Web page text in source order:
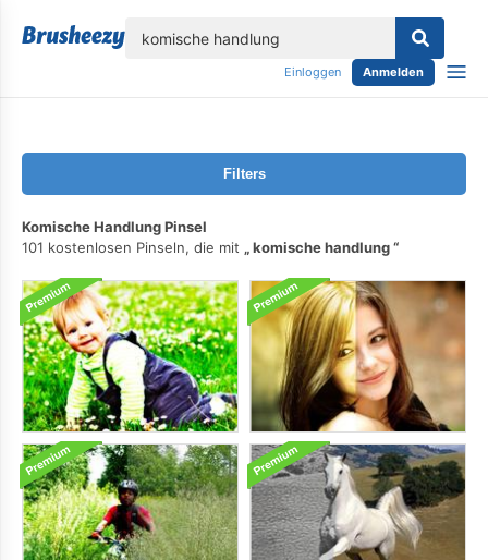
Einloggen Anmelden
Filters
Komische Handlung Pinsel
101 kostenlosen Pinseln, die mit
komische handlung